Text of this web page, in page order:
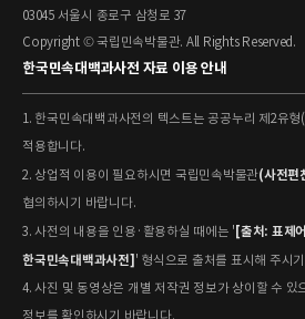
03045 서울시 종로구 삼청로 37
Copyright © 국립민속박물관. All Rights Reserved.
한국민속대백과사전 자료 이용 안내
1. 한국민속대백과사전의 텍스트는 공공누리 제2유
적용합니다.
2. 상업적 이용이 필요하시면 국립민속박물관(사전
협의하시기 바랍니다.
3. 사전의 내용을 인용·활용하실 때에는 ' [출처: 표제
한국민속대백과사전] ' 형식으로 출처를 표시해 주시
4. 사진 및 동영상은 개별 저작권 정보가 상이할 수 있
정보를 확인하시기 바랍니다.